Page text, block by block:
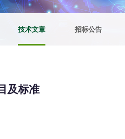
环境风险评估
审核
技术文章 招标公告
及标准